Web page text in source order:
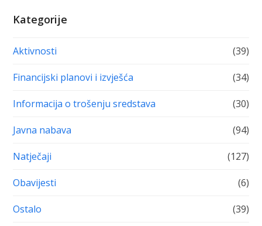
Kategorije
Aktivnosti (39)
Financijski planovi i izvješća (34)
Informacija o trošenju sredstava (30)
Javna nabava (94)
Natječaji (127)
Obavijesti (6)
Ostalo (39)